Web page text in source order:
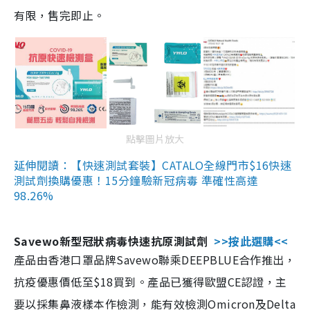
有限，售完即止。
點擊圖片放大
延伸閱讀：【快速測試套裝】CATALO全線門市$16快速
測試劑換購優惠！15分鐘驗新冠病毒 準確性高達
98.26%
Savewo新型冠狀病毒快速抗原測試劑 >>按此選購<<
產品由香港口罩品牌Savewo聯乘DEEPBLUE合作推出，
抗疫優惠價低至$18買到。產品已獲得歐盟CE認證，主
要以採集鼻液樣本作檢測，能有效檢測Omicron及Delta